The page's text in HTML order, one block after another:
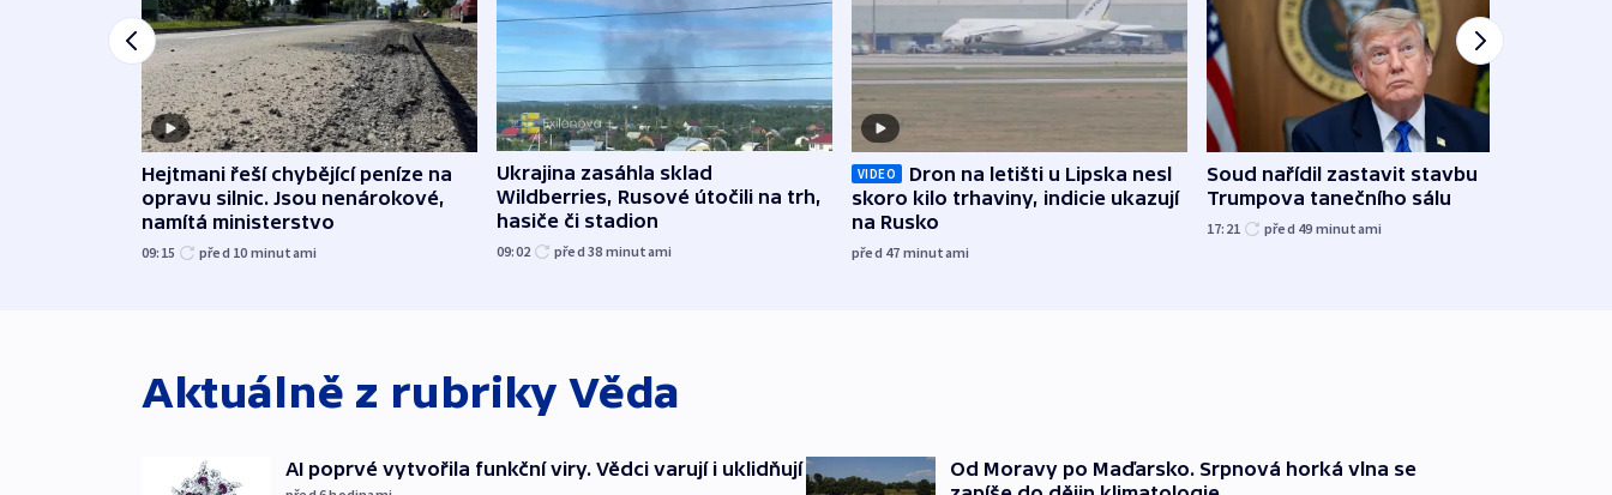
Hejtmani řeší chybějící peníze na
opravu silnic. Jsou nenárokové,
namítá ministerstvo
09:15 před 10 minutami
Ukrajina zasáhla sklad
Wildberries, Rusové útočili na trh,
hasiče či stadion
09:02 před 38 minutami
VIDEO
Dron na letišti u Lipska nesl
skoro kilo trhaviny, indicie ukazují
na Rusko
před 47 minutami
Soud nařídil zastavit stavbu
Trumpova tanečního sálu
17:21 před 49 minutami
Aktuálně z rubrikyVěda
AI poprvé vytvořila funkční viry. Vědci varují i uklidňují
Od Moravy po Maďarsko. Srpnová horká vlna se